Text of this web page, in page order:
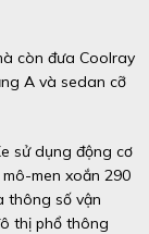
còn đưa Coolray
A và sedan cỡ
sử dụng động cơ
men xoắn 290
thông số vận
thị phổ thông